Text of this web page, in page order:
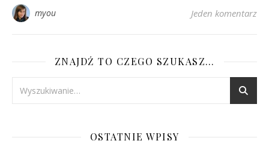
myou Jeden komentarz
ZNAJDŹ TO CZEGO SZUKASZ…
OSTATNIE WPISY